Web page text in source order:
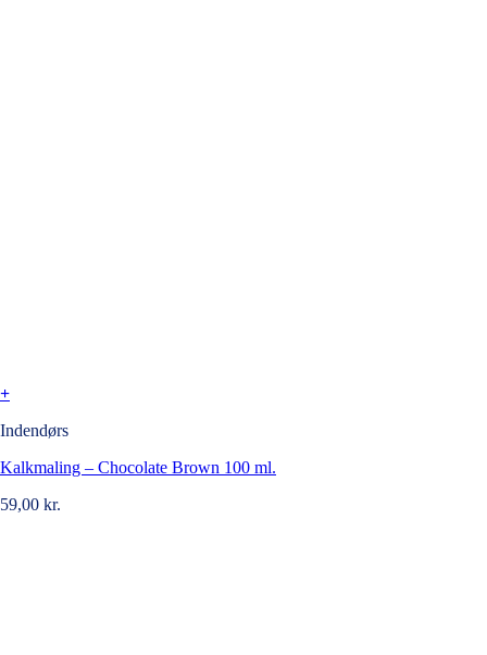
+
Indendørs
Kalkmaling – Chocolate Brown 100 ml.
59,00 kr.